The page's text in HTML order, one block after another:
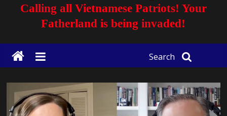
Calling all Vietnamese Patriots! Your
Fatherland is being invaded!
Search